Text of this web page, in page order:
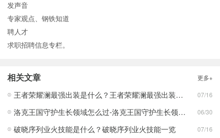
发声音
专家观点、钢铁知道
聘人才
求职招聘信息专栏。
相关文章 更多+
王者荣耀澜最强出装是什么？王者荣耀澜最强出装分享 07/16
洛克王国守护生长领域怎么过-洛克王国守护生长领域通关攻略 06/30
破晓序列业火技能是什么？破晓序列业火技能一览 07/16